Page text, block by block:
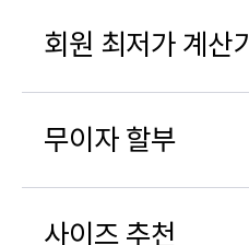
회원 최저가 계산기
무이자 할부
사이즈 추천